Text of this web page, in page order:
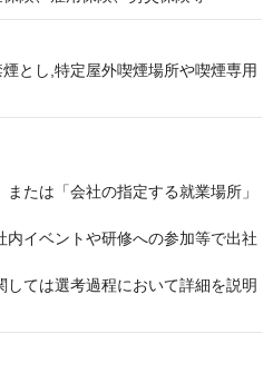
とし,特定屋外喫煙場所や喫煙専用